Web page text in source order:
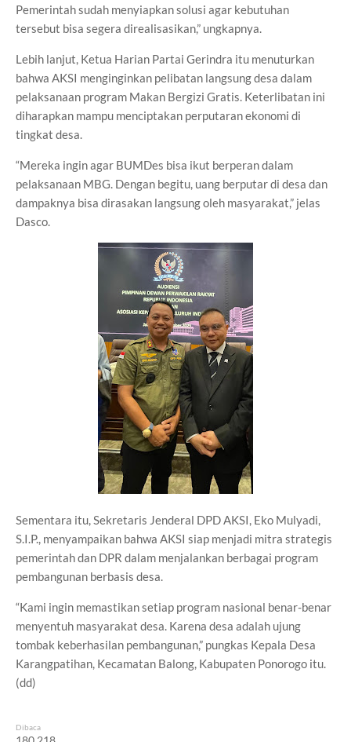
Pemerintah sudah menyiapkan solusi agar kebutuhan
tersebut bisa segera direalisasikan,” ungkapnya.
Lebih lanjut, Ketua Harian Partai Gerindra itu menuturkan
bahwa AKSI menginginkan pelibatan langsung desa dalam
pelaksanaan program Makan Bergizi Gratis. Keterlibatan ini
diharapkan mampu menciptakan perputaran ekonomi di
tingkat desa.
“Mereka ingin agar BUMDes bisa ikut berperan dalam
pelaksanaan MBG. Dengan begitu, uang berputar di desa dan
dampaknya bisa dirasakan langsung oleh masyarakat,” jelas
Dasco.
Sementara itu, Sekretaris Jenderal DPD AKSI, Eko Mulyadi,
S.I.P., menyampaikan bahwa AKSI siap menjadi mitra strategis
pemerintah dan DPR dalam menjalankan berbagai program
pembangunan berbasis desa.
“Kami ingin memastikan setiap program nasional benar-benar
menyentuh masyarakat desa. Karena desa adalah ujung
tombak keberhasilan pembangunan,” pungkas Kepala Desa
Karangpatihan, Kecamatan Balong, Kabupaten Ponorogo itu.
(dd)
Dibaca